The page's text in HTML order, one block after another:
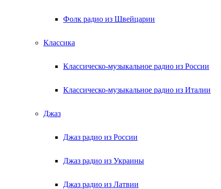
Фолк радио из Швейцарии
Классика
Классическо-музыкальное радио из России
Классическо-музыкальное радио из Италии
Джаз
Джаз радио из России
Джаз радио из Украины
Джаз радио из Латвии